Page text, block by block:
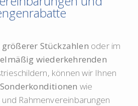
Stückzahlen oder im
wiederkehrenden
können wir Ihnen
wie
Rahmenvereinbarungen